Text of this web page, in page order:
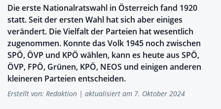
Die erste Nationalratswahl in Österreich fand 1920
statt. Seit der ersten Wahl hat sich aber einiges
verändert. Die Vielfalt der Parteien hat wesentlich
zugenommen. Konnte das Volk 1945 noch zwischen
SPÖ, ÖVP und KPÖ wählen, kann es heute aus SPÖ,
ÖVP, FPÖ, Grünen, KPÖ, NEOS und einigen anderen
kleineren Parteien entscheiden.
Erstellt von: Redaktion | aktualisiert am 7. Oktober 2024